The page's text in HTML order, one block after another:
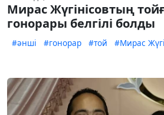
Мирас Жүгінісовтың
гонорары белгілі болды
#әнші #гонорар #той #Мирас